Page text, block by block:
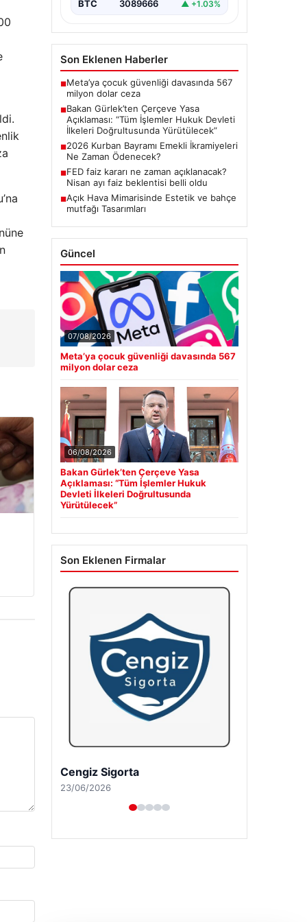
başlatacak çerçeve yasanın
BTC 3089666 ▲ +1.03%
Son Eklenen Haberler
■Meta’ya çocuk güvenliği davasında 567
milyon dolar ceza
■Bakan Gürlek’ten Çerçeve Yasa
Açıklaması: “Tüm İşlemler Hukuk Devleti
İlkeleri Doğrultusunda Yürütülecek”
■2026 Kurban Bayramı Emekli İkramiyeleri
Ne Zaman Ödenecek?
■FED faiz kararı ne zaman açıklanacak?
Nisan ayı faiz beklentisi belli oldu
■Açık Hava Mimarisinde Estetik ve bahçe
mutfağı Tasarımları
Güncel
07/08/2026
Meta’ya çocuk güvenliği davasında 567
milyon dolar ceza
06/08/2026
Bakan Gürlek’ten Çerçeve Yasa
Açıklaması: “Tüm İşlemler Hukuk
Devleti İlkeleri Doğrultusunda
Yürütülecek”
Son Eklenen Firmalar
Hastaş Beton
26/05/2026